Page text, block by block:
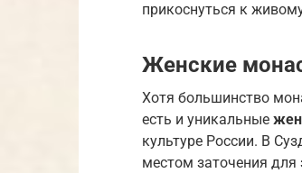
прикоснуться к
Женские
Хотя большинство
есть и уникальные
культуре России. В
местом заточения для